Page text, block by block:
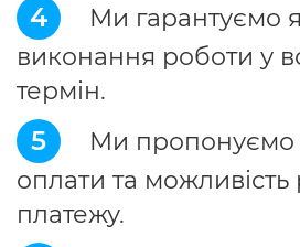
4
Ми гарантуємо
виконання роботи у
термін.
5
Ми пропонуємо
оплати та
платежу.